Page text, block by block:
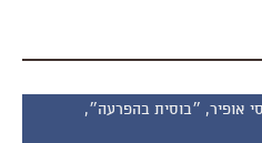
פרסי אופיר, ״בוסית בהפרעה״,